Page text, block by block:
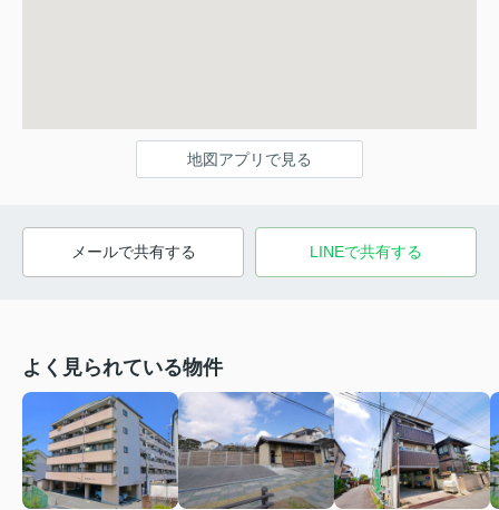
地図アプリで見る
メールで共有する LINEで共有する
よく見られている物件